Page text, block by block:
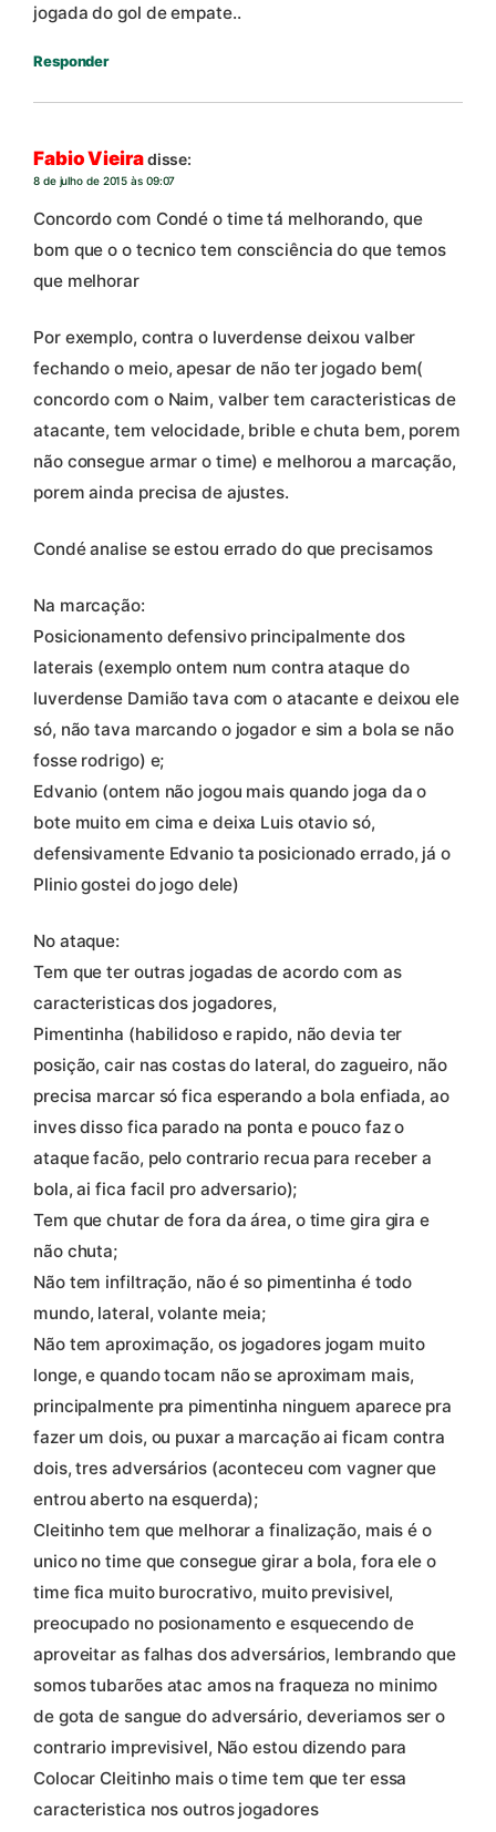
jogada do gol de empate..
Responder
Fabio Vieiradisse:
8 de julho de 2015 às 09:07
Concordo com Condé o time tá melhorando, que
bom que o o tecnico tem consciência do que temos
que melhorar
Por exemplo, contra o luverdense deixou valber
fechando o meio, apesar de não ter jogado bem(
concordo com o Naim, valber tem caracteristicas de
atacante, tem velocidade, brible e chuta bem, porem
não consegue armar o time) e melhorou a marcação,
porem ainda precisa de ajustes.
Condé analise se estou errado do que precisamos
Na marcação:
Posicionamento defensivo principalmente dos
laterais (exemplo ontem num contra ataque do
luverdense Damião tava com o atacante e deixou ele
só, não tava marcando o jogador e sim a bola se não
fosse rodrigo) e;
Edvanio (ontem não jogou mais quando joga da o
bote muito em cima e deixa Luis otavio só,
defensivamente Edvanio ta posicionado errado, já o
Plinio gostei do jogo dele)
No ataque:
Tem que ter outras jogadas de acordo com as
caracteristicas dos jogadores,
Pimentinha (habilidoso e rapido, não devia ter
posição, cair nas costas do lateral, do zagueiro, não
precisa marcar só fica esperando a bola enfiada, ao
inves disso fica parado na ponta e pouco faz o
ataque facão, pelo contrario recua para receber a
bola, ai fica facil pro adversario);
Tem que chutar de fora da área, o time gira gira e
não chuta;
Não tem infiltração, não é so pimentinha é todo
mundo, lateral, volante meia;
Não tem aproximação, os jogadores jogam muito
longe, e quando tocam não se aproximam mais,
principalmente pra pimentinha ninguem aparece pra
fazer um dois, ou puxar a marcação ai ficam contra
dois, tres adversários (aconteceu com vagner que
entrou aberto na esquerda);
Cleitinho tem que melhorar a finalização, mais é o
unico no time que consegue girar a bola, fora ele o
time fica muito burocrativo, muito previsivel,
preocupado no posionamento e esquecendo de
aproveitar as falhas dos adversários, lembrando que
somos tubarões atac amos na fraqueza no minimo
de gota de sangue do adversário, deveriamos ser o
contrario imprevisivel, Não estou dizendo para
Colocar Cleitinho mais o time tem que ter essa
caracteristica nos outros jogadores